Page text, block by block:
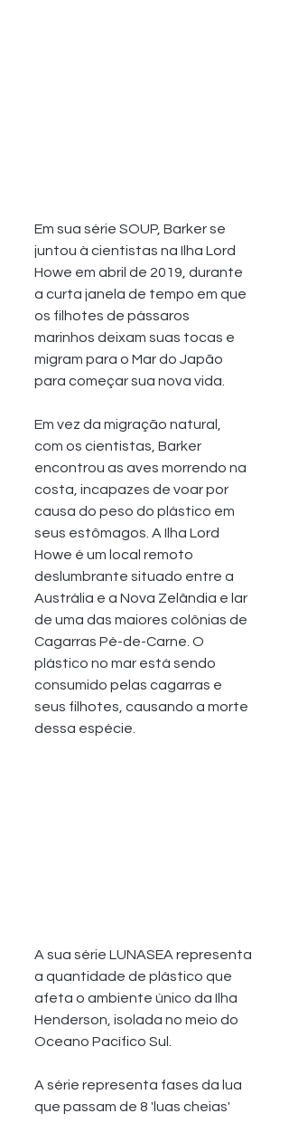
Em sua série SOUP, Barker se
juntou à cientistas na Ilha Lord
Howe em abril de 2019, durante
a curta janela de tempo em que
os filhotes de pássaros
marinhos deixam suas tocas e
migram para o Mar do Japão
para começar sua nova vida.
Em vez da migração natural,
com os cientistas, Barker
encontrou as aves morrendo na
costa, incapazes de voar por
causa do peso do plástico em
seus estômagos. A Ilha Lord
Howe é um local remoto
deslumbrante situado entre a
Austrália e a Nova Zelândia e lar
de uma das maiores colônias de
Cagarras Pé-de-Carne. O
plástico no mar está sendo
consumido pelas cagarras e
seus filhotes, causando a morte
dessa espécie.
A sua série LUNASEA representa
a quantidade de plástico que
afeta o ambiente único da Ilha
Henderson, isolada no meio do
Oceano Pacífico Sul.
A série representa fases da lua
que passam de 8 'luas cheias'